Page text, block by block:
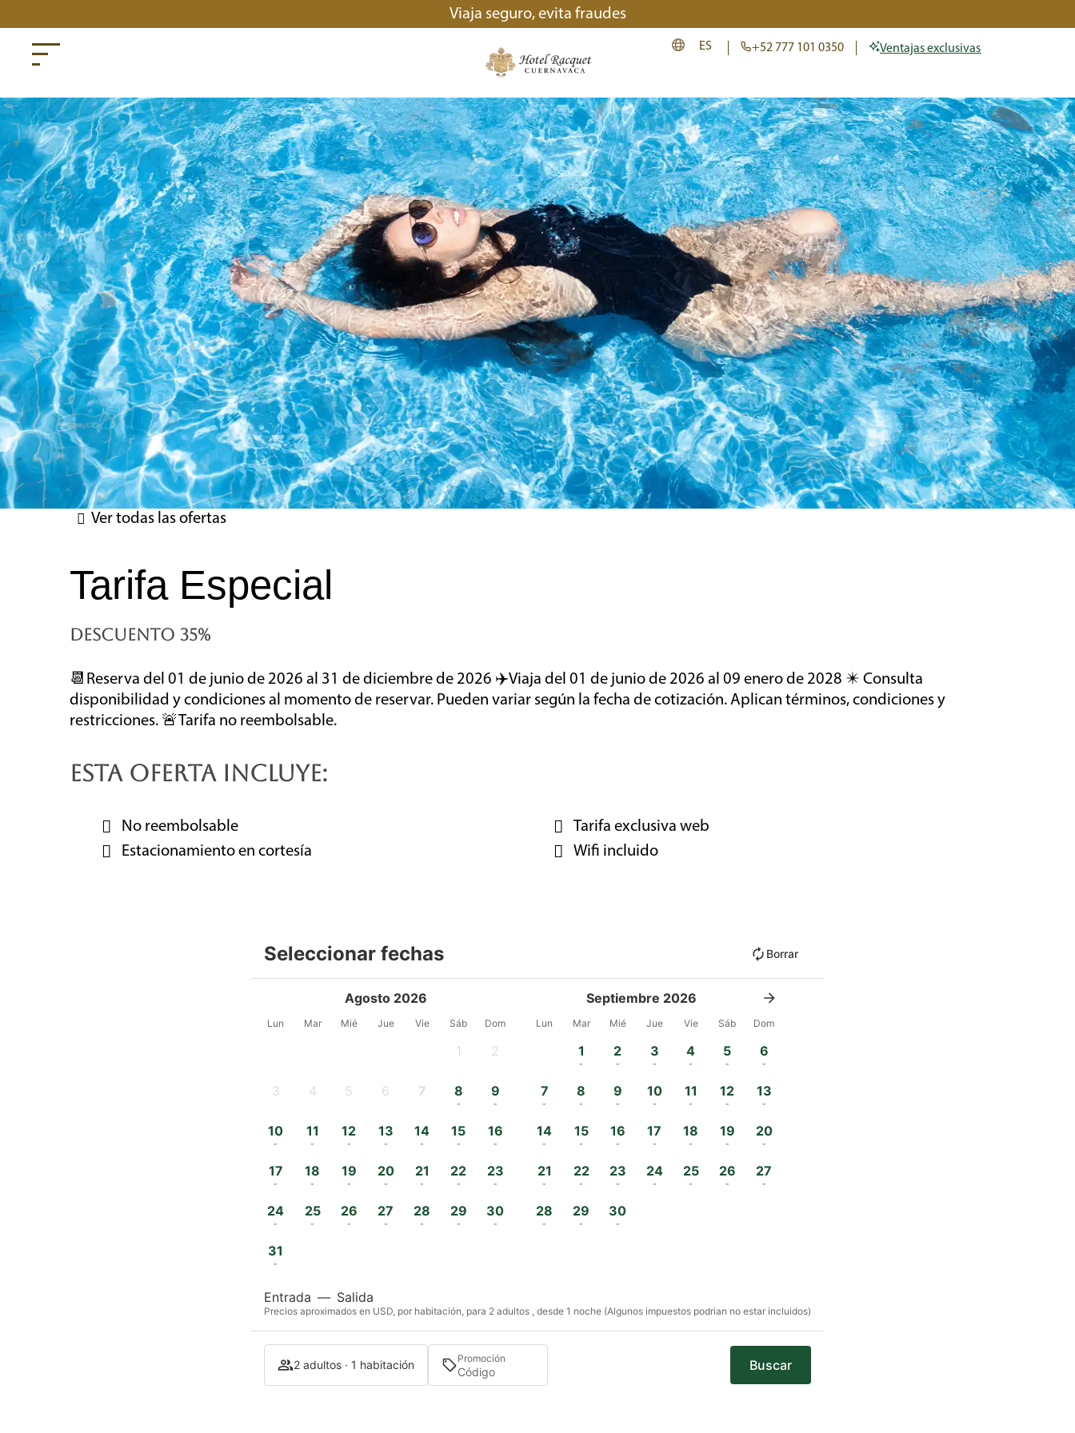
Viaja seguro, evita fraudes
ES +52 777 101 0350 Ventajas exclusivas
Ver todas las ofertas
Tarifa Especial
DESCUENTO 35%
📆Reserva del 01 de junio de 2026 al 31 de diciembre de 2026 ✈️Viaja del 01 de junio de 2026 al 09 enero de 2028 ✴️ Consulta
disponibilidad y condiciones al momento de reservar. Pueden variar según la fecha de cotización. Aplican términos, condiciones y
restricciones. 🚨Tarifa no reembolsable.
ESTA OFERTA INCLUYE:
No reembolsable
Tarifa exclusiva web
Estacionamiento en cortesía
Wifi incluido
Seleccionar fechas Borrar
Agosto 2026
Lun Mar Mié Jue Vie Sáb Dom
1 2
3 4 5 6 7 8
-
9
-
10
-
11
-
12
-
13
-
14
-
15
-
16
-
17
-
18
-
19
-
20
-
21
-
22
-
23
-
24
-
25
-
26
-
27
-
28
-
29
-
30
-
31
-
Septiembre 2026
Lun Mar Mié Jue Vie Sáb Dom
1
-
2
-
3
-
4
-
5
-
6
-
7
-
8
-
9
-
10
-
11
-
12
-
13
-
14
-
15
-
16
-
17
-
18
-
19
-
20
-
21
-
22
-
23
-
24
-
25
-
26
-
27
-
28
-
29
-
30
-
Entrada — Salida
Precios aproximados en USD, por habitación, para 2 adultos , desde 1 noche (Algunos impuestos podrian no estar incluidos)
2 adultos · 1 habitación Promoción Buscar